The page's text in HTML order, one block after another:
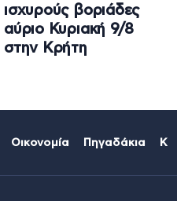
ισχυρούς βοριάδες
αύριο Κυριακή 9/8
στην Κρήτη
Οικονομία Πηγαδάκια